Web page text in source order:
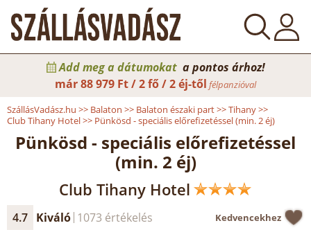
Add meg a dátumokat a pontos árhoz!
már88 979 Ft / 2 fő / 2 éj-től félpanzióval
SzállásVadász.hu >> Balaton >> Balaton északi part>>Tihany>>
Club Tihany Hotel>> Pünkösd - speciális előrefizetéssel (min. 2 éj)
Pünkösd - speciális előrefizetéssel
(min. 2 éj)
Club Tihany Hotel
4.7 Kiváló 1073 értékelés Kedvencekhez